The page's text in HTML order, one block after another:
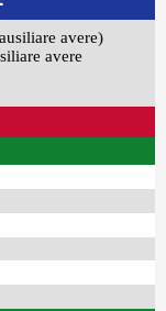
avere)
avere